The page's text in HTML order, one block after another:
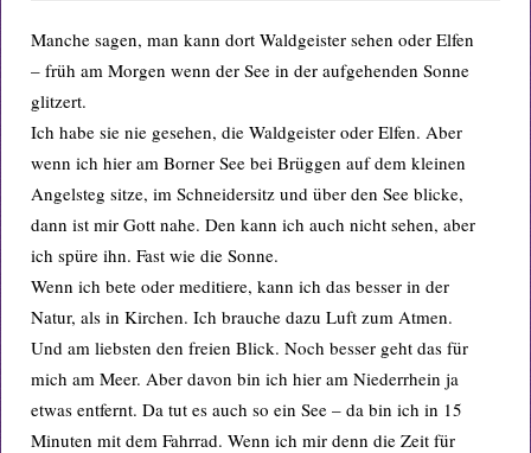
Manche sagen, man kann dort Waldgeister sehen oder Elfen
– früh am Morgen wenn der See in der aufgehenden Sonne
glitzert.
Ich habe sie nie gesehen, die Waldgeister oder Elfen. Aber
wenn ich hier am Borner See bei Brüggen auf dem kleinen
Angelsteg sitze, im Schneidersitz und über den See blicke,
dann ist mir Gott nahe. Den kann ich auch nicht sehen, aber
ich spüre ihn. Fast wie die Sonne.
Wenn ich bete oder meditiere, kann ich das besser in der
Natur, als in Kirchen. Ich brauche dazu Luft zum Atmen.
Und am liebsten den freien Blick. Noch besser geht das für
mich am Meer. Aber davon bin ich hier am Niederrhein ja
etwas entfernt. Da tut es auch so ein See – da bin ich in 15
Minuten mit dem Fahrrad. Wenn ich mir denn die Zeit für